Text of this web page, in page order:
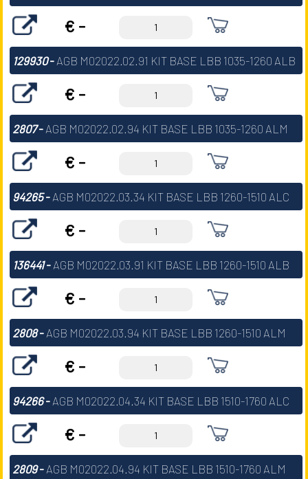
€ -
129930- AGB M02022.02.91 KIT BASE LBB 1035-1260 ALB
€ -
2807- AGB M02022.02.94 KIT BASE LBB 1035-1260 ALM
€ -
94265- AGB M02022.03.34 KIT BASE LBB 1260-1510 ALC
€ -
136441- AGB M02022.03.91 KIT BASE LBB 1260-1510 ALB
€ -
2808- AGB M02022.03.94 KIT BASE LBB 1260-1510 ALM
€ -
94266- AGB M02022.04.34 KIT BASE LBB 1510-1760 ALC
€ -
2809- AGB M02022.04.94 KIT BASE LBB 1510-1760 ALM